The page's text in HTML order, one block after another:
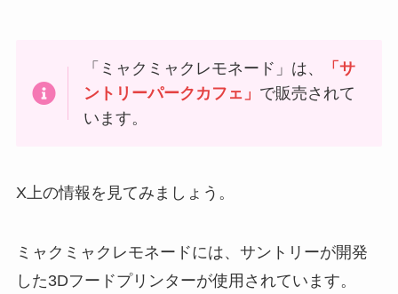
「ミャクミャクレモネード」は、
「サ
ントリーパークカフェ」 で販売されて
います。
X上の情報を見てみましょう。
ミャクミャクレモネードには、サントリーが開発
した3Dフードプリンターが使用されています。